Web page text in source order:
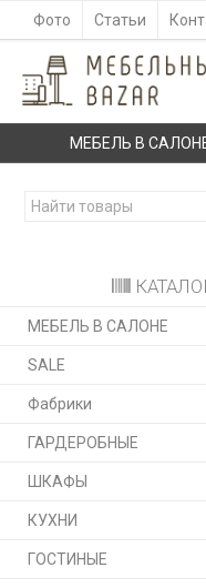
Фото Статьи
МЕБЕЛЬ В
МЕБЕЛЬ В САЛОНЕ
SALE
Фабрики
ГАРДЕРОБНЫЕ
ШКАФЫ
КУХНИ
ГОСТИНЫЕ